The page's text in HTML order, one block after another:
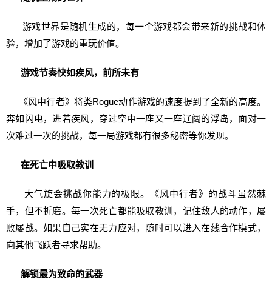
游戏世界是随机生成的，每一个游戏都会带来新的挑战和体
验，增加了游戏的重玩价值。
游戏节奏快如疾风，前所未有
《风中行者》将类Rogue动作游戏的速度提到了全新的高度。
奔如闪电，进若疾风，穿过空中一座又一座辽阔的浮岛，面对一
次难过一次的挑战，每一局游戏都有很多秘密等你发现。
在死亡中吸取教训
大气旋会挑战你能力的极限。《风中行者》的战斗虽然棘
手，但不折磨。每一次死亡都能吸取教训，记住敌人的动作，屡
败屡战。如果自己实在无力应对，随时可以进入在线合作模式，
向其他飞跃者寻求帮助。
解锁最为致命的武器